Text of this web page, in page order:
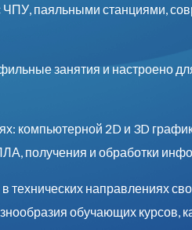
паяльными станциями,
занятия и настроено
компьютерной 2D и 3D
получения и обработки
технических направлениях
обучающих курсов,